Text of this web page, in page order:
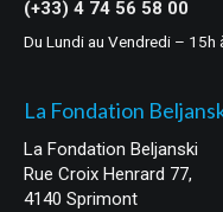
(+33) 4 74 56 58 00
Du Lundi au Vendredi – 15h
La Fondation
La Fondation Beljanski
Rue Croix Henrard 77,
4140 Sprimont